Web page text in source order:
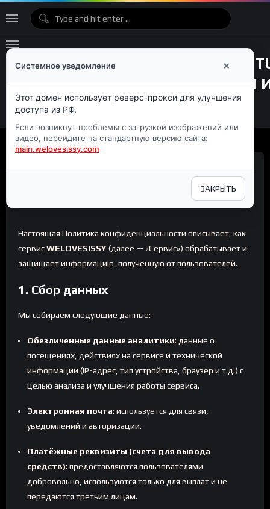
Политика
Настоящая Политика конфиденциальности описывает, как
сервисWELOVESISSY(далее — «Сервис») обрабатывает и
защищает информацию, полученную от пользователей.
1. Сбор данных
Мы собираем следующие данные:
Обезличенные данные аналитики: данные о
посещениях, действиях на сервисе и технической
информации (IP-адрес, тип устройства, браузер и т.д.) с
целью анализа и улучшения работы сервиса.
Электронная почта: используется для связи,
уведомлений и авторизации.
Платёжные реквизиты (счета для вывода
средств): предоставляются пользователями
добровольно, используются только для выплат и не
передаются третьим лицам.
Системное уведомление ×
Этот домен использует реверс-прокси для улучшения
доступа из РФ.
Если возникнут проблемы с загрузкой изображений или
видео, перейдите на стандартную версию сайта:
main.welovesissy.com
ЗАКРЫТЬ